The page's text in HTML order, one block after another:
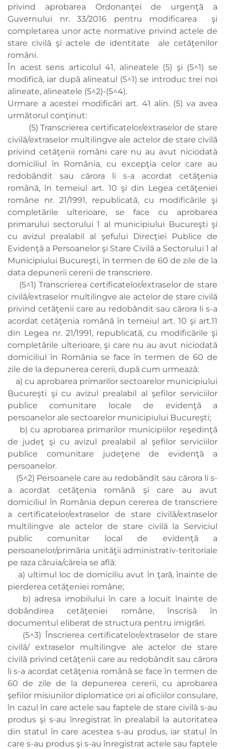
privind aprobarea Ordonanţei de urgenţă a
Guvernului nr. 33/2016 pentru modificarea şi
completarea unor acte normative privind actele de
stare civilă şi actele de identitate ale cetăţenilor
români.
În acest sens articolul 41, alineatele (5) şi (5^1) se
modifică, iar după alineatul (5^1) se introduc trei noi
alineate, alineatele (5^2)-(5^4).
Urmare a acestei modificări art. 41 alin. (5) va avea
următorul conţinut:
(5) Transcrierea certificatelor/extraselor de stare
civilă/extraselor multilingve ale actelor de stare civilă
privind cetăţenii români care nu au avut niciodată
domiciliul în România, cu excepţia celor care au
redobândit sau cărora li s-a acordat cetăţenia
română, în temeiul art. 10 şi din Legea cetăţeniei
române nr. 21/1991, republicată, cu modificările şi
completările ulterioare, se face cu aprobarea
primarului sectorului 1 al municipiului Bucureşti şi
cu avizul prealabil al şefului Direcţiei Publice de
Evidenţă a Persoanelor şi Stare Civilă a Sectorului 1 al
Municipiului Bucureşti, în termen de 60 de zile de la
data depunerii cererii de transcriere.
(5^1) Transcrierea certificatelor/extraselor de stare
civilă/extraselor multilingve ale actelor de stare civilă
privind cetăţenii care au redobândit sau cărora li s-a
acordat cetăţenia română în temeiul art. 10 şi art.11
din Legea nr. 21/1991, republicată, cu modificările şi
completările ulterioare, şi care nu au avut niciodată
domiciliul în România se face în termen de 60 de
zile de la depunerea cererii, după cum urmează:
a) cu aprobarea primarilor sectoarelor municipiului
Bucureşti şi cu avizul prealabil al şefilor serviciilor
publice comunitare locale de evidenţă a
persoanelor ale sectoarelor municipiului Bucureşti;
b) cu aprobarea primarilor municipiilor reşedinţă
de judeţ şi cu avizul prealabil al şefilor serviciilor
publice comunitare judeţene de evidenţă a
persoanelor.
(5^2) Persoanele care au redobândit sau cărora li s-
a acordat cetăţenia română şi care au avut
domiciliul în România depun cererea de transcriere
a certificatelor/extraselor de stare civilă/extraselor
multilingve ale actelor de stare civilă la Serviciul
public comunitar local de evidenţă a
persoanelor/primăria unităţii administrativ-teritoriale
pe raza căruia/căreia se află:
a) ultimul loc de domiciliu avut în ţară, înainte de
pierderea cetăţeniei române;
b) adresa imobilului în care a locuit înainte de
dobândirea cetăţeniei române, înscrisă în
documentul eliberat de structura pentru imigrări.
(5^3) Înscrierea certificatelor/extraselor de stare
civilă/ extraselor multilingve ale actelor de stare
civilă privind cetăţenii care au redobândit sau cărora
li s-a acordat cetăţenia română se face în termen de
60 de zile de la depunerea cererii, cu aprobarea
şefilor misiunilor diplomatice ori ai oficiilor consulare,
în cazul în care actele sau faptele de stare civilă s-au
produs şi s-au înregistrat în prealabil la autoritatea
din statul în care acestea s-au produs, iar statul în
care s-au produs şi s-au înregistrat actele sau faptele